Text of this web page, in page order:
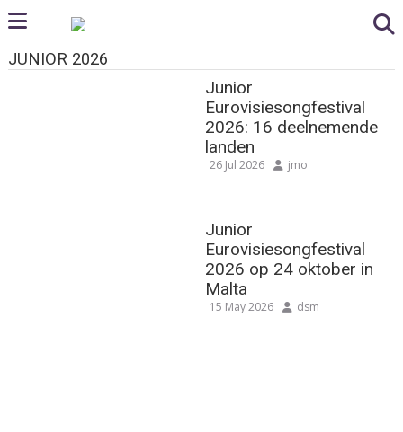
JUNIOR 2026
Junior
Eurovisiesongfestival
2026: 16 deelnemende
landen
26 Jul 2026 jmo
Junior
Eurovisiesongfestival
2026 op 24 oktober in
Malta
15 May 2026 dsm